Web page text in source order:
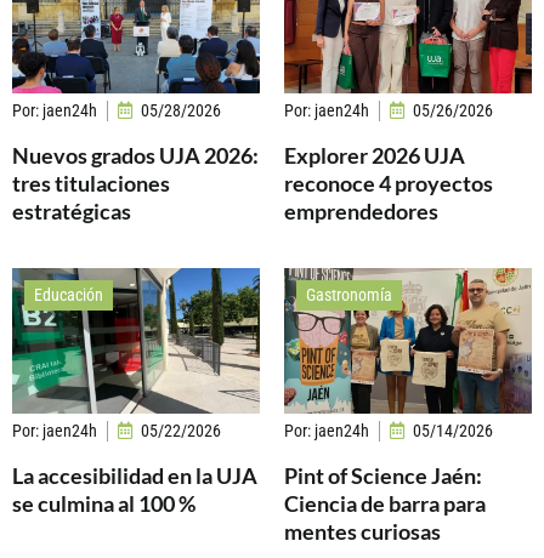
Por: jaen24h 05/28/2026
Nuevos grados UJA 2026:
tres titulaciones
estratégicas
Por: jaen24h 05/26/2026
Explorer 2026 UJA
reconoce 4 proyectos
emprendedores
Educación
Por: jaen24h 05/22/2026
La accesibilidad en la UJA
se culmina al 100 %
Gastronomía
Por: jaen24h 05/14/2026
Pint of Science Jaén:
Ciencia de barra para
mentes curiosas